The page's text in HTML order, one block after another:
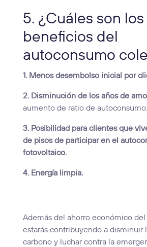
5. ¿Cuáles son los
beneficios del
autoconsumo
1. Menos desembolso inicial por
2. Disminución de los años de
aumento de ratio de autoconsumo.
3. Posibilidad para clientes que
de pisos de participar en el
fotovoltaico.
4. Energía limpia.
Además del ahorro económico
estarás contribuyendo a disminuir
carbono y luchar contra la